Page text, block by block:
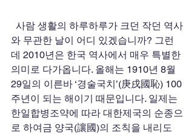
와 무관한 날이 어디 있겠습니까? 그런
데 2010년은 한국 역사에서 매우 특별한
의미로 다가옵니다. 올해는 1910년 8월
29일의 이른바 ‘경술국치’(庚戌國恥) 100
주년이 되는 해이기 때문입니다. 일제는
한일합병조약에 따라 대한제국의 순종으
로 하여금 양국(讓國)의 조칙을 내리도